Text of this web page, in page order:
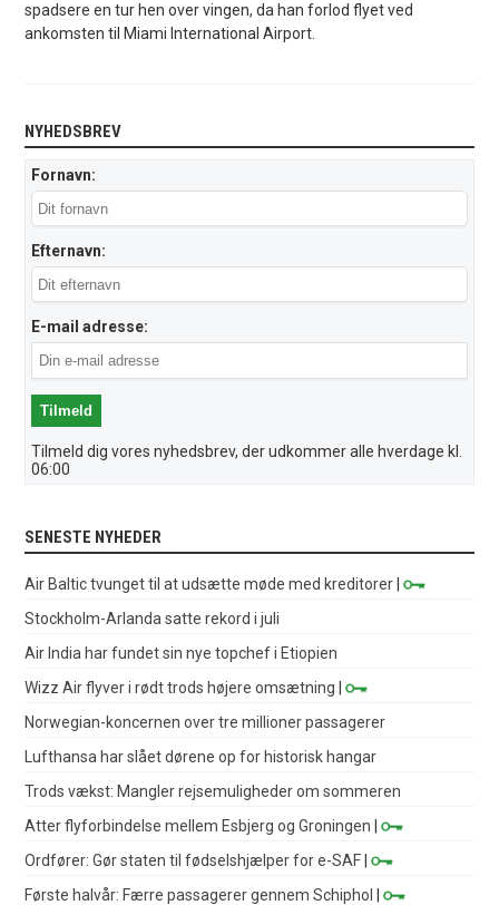
spadsere en tur hen over vingen, da han forlod flyet ved
ankomsten til Miami International Airport.
NYHEDSBREV
Fornavn:
Efternavn:
E-mail adresse:
Tilmeld dig vores nyhedsbrev, der udkommer alle hverdage kl.
06:00
SENESTE NYHEDER
Air Baltic tvunget til at udsætte møde med kreditorer |
Stockholm-Arlanda satte rekord i juli
Air India har fundet sin nye topchef i Etiopien
Wizz Air flyver i rødt trods højere omsætning |
Norwegian-koncernen over tre millioner passagerer
Lufthansa har slået dørene op for historisk hangar
Trods vækst: Mangler rejsemuligheder om sommeren
Atter flyforbindelse mellem Esbjerg og Groningen |
Ordfører: Gør staten til fødselshjælper for e-SAF |
Første halvår: Færre passagerer gennem Schiphol
|